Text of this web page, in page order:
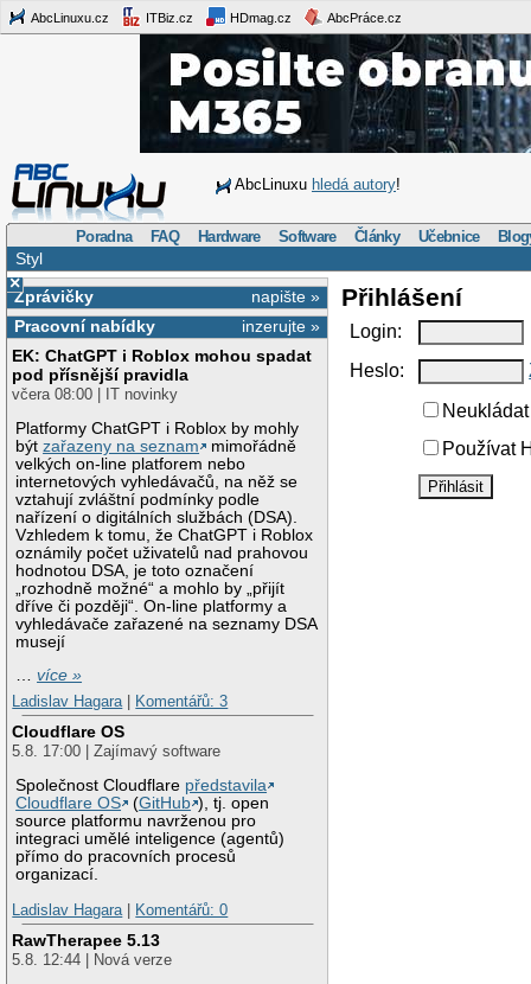
AbcLinuxu.cz ITBiz.cz HDmag.cz AbcPráce.cz
AbcLinuxu hledá autory!
Poradna FAQ Hardware Software Články Učebnice
Styl
×
napište »
Zprávičky
inzerujte »
Pracovní nabídky
EK: ChatGPT i Roblox mohou spadat
pod přísnější pravidla
včera 08:00 | IT novinky
Platformy ChatGPT i Roblox by mohly
býtzařazeny na seznam
mimořádně
velkých on-line platforem nebo
internetových vyhledávačů, na něž se
vztahují zvláštní podmínky podle
nařízení o digitálních službách (DSA).
Vzhledem k tomu, že ChatGPT i Roblox
oznámily počet uživatelů nad prahovou
hodnotou DSA, je toto označení
„rozhodně možné“ a mohlo by „přijít
dříve či později“. On-line platformy a
vyhledávače zařazené na seznamy DSA
musejí
…více »
Ladislav Hagara
Komentářů: 3
Cloudflare OS
5.8. 17:00 | Zajímavý software
Společnost Cloudflare představila
Cloudflare OS
(GitHub ), tj. open
source platformu navrženou pro
integraci umělé inteligence (agentů)
přímo do pracovních procesů
organizací.
Ladislav Hagara
Komentářů: 0
RawTherapee 5.13
5.8. 12:44 | Nová verze
Přihlášení
Login:
Heslo:
Používat